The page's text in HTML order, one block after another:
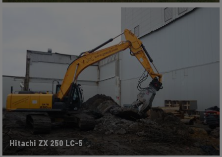
Hitachi ZX 250 LC-5